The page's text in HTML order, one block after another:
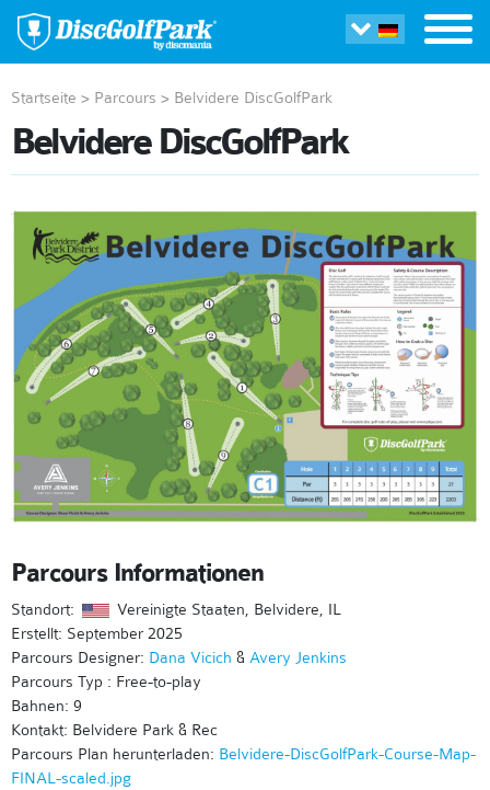
Startseite > Parcours > Belvidere DiscGolfPark
Belvidere DiscGolfPark
Parcours Informationen
Standort:
Vereinigte Staaten, Belvidere, IL
Erstellt: September 2025
Parcours Designer: Dana Vicich & Avery Jenkins
Parcours Typ : Free-to-play
Bahnen: 9
Kontakt: Belvidere Park & Rec
Parcours Plan herunterladen: Belvidere-DiscGolfPark-Course-Map-
FINAL-scaled.jpg